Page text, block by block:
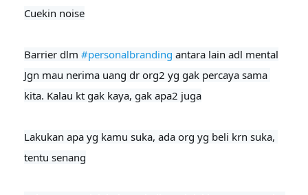
Cuekin noise
Barrier dlm #personalbranding antara lain adl mental
Jgn mau nerima uang dr org2 yg gak percaya sama
kita. Kalau kt gak kaya, gak apa2 juga
Lakukan apa yg kamu suka, ada org yg beli krn suka,
tentu senang